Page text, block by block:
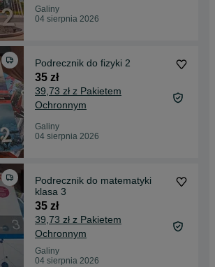
Galiny
04 sierpnia 2026
Podrecznik do fizyki 2
35 zł
39,73 zł z Pakietem
Ochronnym
Galiny
04 sierpnia 2026
Podrecznik do matematyki
klasa 3
35 zł
39,73 zł z Pakietem
Ochronnym
Galiny
04 sierpnia 2026